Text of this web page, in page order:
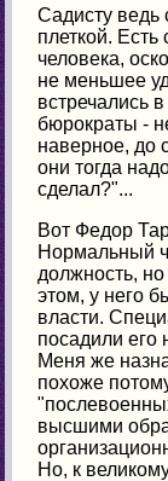
Садисту ведь
плеткой. Есть
человека,
не меньшее
встречались
бюрократы -
наверное, до
они тогда
сделал?"...
Вот Федор
Нормальный
должность,
этом, у него
власти.
посадили его
Меня же
похоже
высшими
Но, к